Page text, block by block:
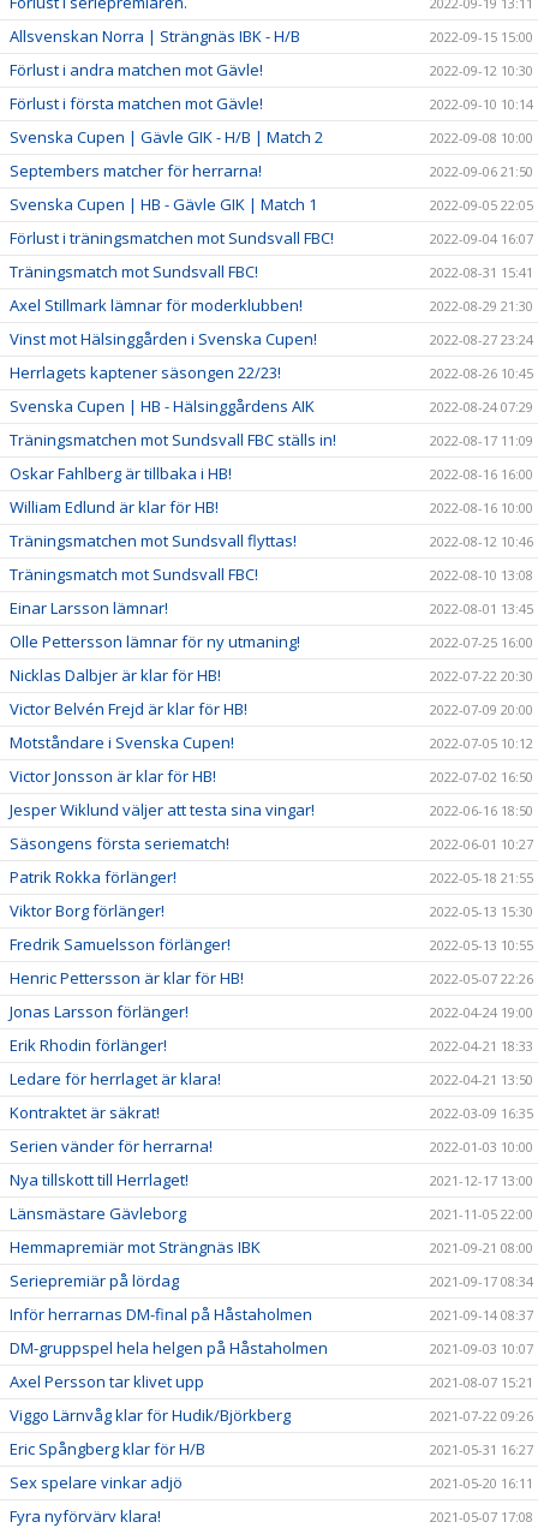
Allsvenskan Norra | Strängnäs IBK - H/B 2022-09-15 15:00
Förlust i andra matchen mot Gävle! 2022-09-12 10:30
Förlust i första matchen mot Gävle! 2022-09-10 10:14
Svenska Cupen | Gävle GIK - H/B | Match 2 2022-09-08 10:00
Septembers matcher för herrarna! 2022-09-06 21:50
Svenska Cupen | HB - Gävle GIK | Match 1 2022-09-05 22:05
Förlust i träningsmatchen mot Sundsvall FBC! 2022-09-04 16:07
Träningsmatch mot Sundsvall FBC! 2022-08-31 15:41
Axel Stillmark lämnar för moderklubben! 2022-08-29 21:30
Vinst mot Hälsinggården i Svenska Cupen! 2022-08-27 23:24
Herrlagets kaptener säsongen 22/23! 2022-08-26 10:45
Svenska Cupen | HB - Hälsinggårdens AIK 2022-08-24 07:29
Träningsmatchen mot Sundsvall FBC ställs in! 2022-08-17 11:09
Oskar Fahlberg är tillbaka i HB! 2022-08-16 16:00
William Edlund är klar för HB! 2022-08-16 10:00
Träningsmatchen mot Sundsvall flyttas! 2022-08-12 10:46
Träningsmatch mot Sundsvall FBC! 2022-08-10 13:08
Einar Larsson lämnar! 2022-08-01 13:45
Olle Pettersson lämnar för ny utmaning! 2022-07-25 16:00
Nicklas Dalbjer är klar för HB! 2022-07-22 20:30
Victor Belvén Frejd är klar för HB! 2022-07-09 20:00
Motståndare i Svenska Cupen! 2022-07-05 10:12
Victor Jonsson är klar för HB! 2022-07-02 16:50
Jesper Wiklund väljer att testa sina vingar! 2022-06-16 18:50
Säsongens första seriematch! 2022-06-01 10:27
Patrik Rokka förlänger! 2022-05-18 21:55
Viktor Borg förlänger! 2022-05-13 15:30
Fredrik Samuelsson förlänger! 2022-05-13 10:55
Henric Pettersson är klar för HB! 2022-05-07 22:26
Jonas Larsson förlänger! 2022-04-24 19:00
Erik Rhodin förlänger! 2022-04-21 18:33
Ledare för herrlaget är klara! 2022-04-21 13:50
Kontraktet är säkrat! 2022-03-09 16:35
Serien vänder för herrarna! 2022-01-03 10:00
Nya tillskott till Herrlaget! 2021-12-17 13:00
Länsmästare Gävleborg 2021-11-05 22:00
Hemmapremiär mot Strängnäs IBK 2021-09-21 08:00
Seriepremiär på lördag 2021-09-17 08:34
Inför herrarnas DM-final på Håstaholmen 2021-09-14 08:37
DM-gruppspel hela helgen på Håstaholmen 2021-09-03 10:07
Axel Persson tar klivet upp 2021-08-07 15:21
Viggo Lärnvåg klar för Hudik/Björkberg 2021-07-22 09:26
Eric Spångberg klar för H/B 2021-05-31 16:27
Sex spelare vinkar adjö 2021-05-20 16:11
Fyra nyförvärv klara! 2021-05-07 17:08